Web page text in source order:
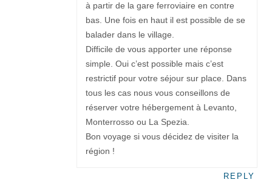
à partir de la gare ferroviaire en contre
bas. Une fois en haut il est possible de se
balader dans le village.
Difficile de vous apporter une réponse
simple. Oui c’est possible mais c’est
restrictif pour votre séjour sur place. Dans
tous les cas nous vous conseillons de
réserver votre hébergement à Levanto,
Monterrosso ou La Spezia.
Bon voyage si vous décidez de visiter la
région !
REPLY